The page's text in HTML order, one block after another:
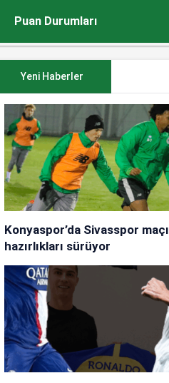
Puan Durumları
Yeni Haberler
Konyaspor’da Sivasspor maçı
hazırlıkları sürüyor